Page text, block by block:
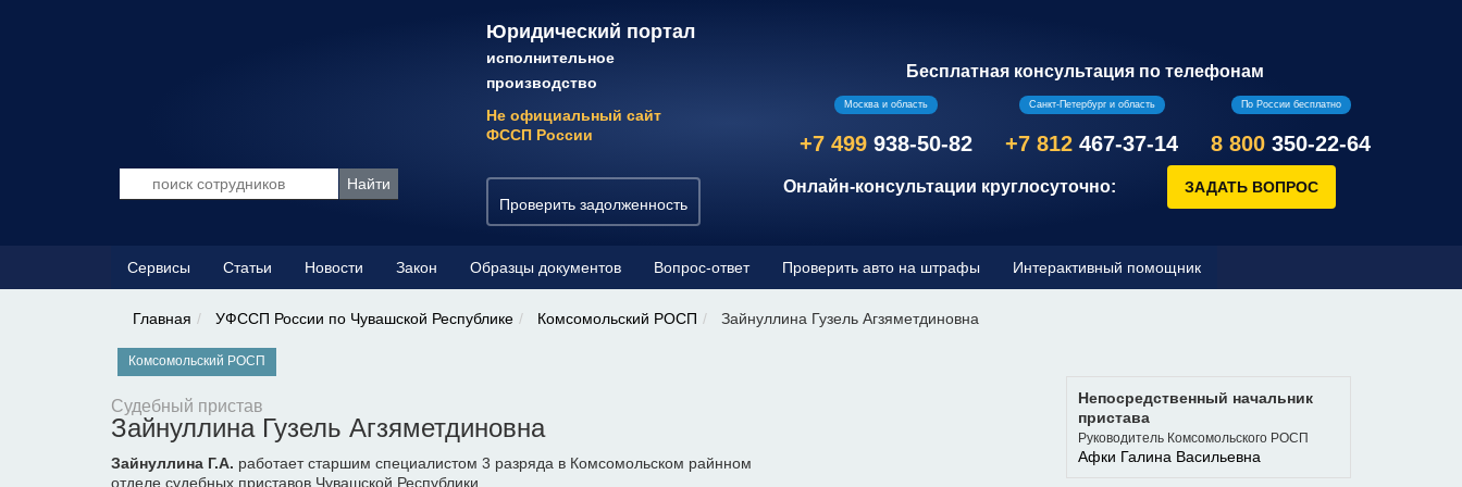
Юридический портал
исполнительное
производство
Не официальный сайт
ФССП России
Проверить задолженность
Бесплатная консультация по телефонам
Москва и область
+7 499 938-50-82
Санкт-Петербург и область
+7 812 467-37-14
По России бесплатно
8 800 350-22-64
Онлайн-консультации круглосуточно:
Сервисы Статьи Новости Закон Образцы документов Вопрос-ответ Проверить авто на штрафы Интерактивный помощник
Главная УФССП России по Чувашской Республике Комсомольский РОСП Зайнуллина Гузель Агзяметдиновна
Комсомольский РОСП
Судебный пристав
Зайнуллина Гузель Агзяметдиновна
Зайнуллина Г.А. работает старшим специалистом 3 разряда в Комсомольском райнном
отделе судебных приставов Чувашской Республики
Непосредственный начальник
пристава
Руководитель Комсомольского РОСП
Афки Галина Васильевна